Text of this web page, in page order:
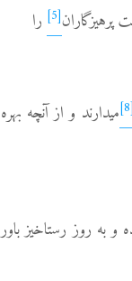
پرهیزگاران[5]
را
[8] می­دارند و از آن­چه بهره
و به روز رستاخیز باور